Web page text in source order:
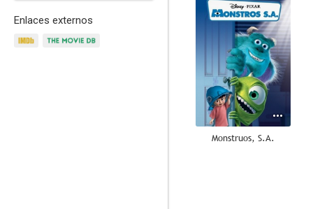
Enlaces externos
Monstruos, S.A.